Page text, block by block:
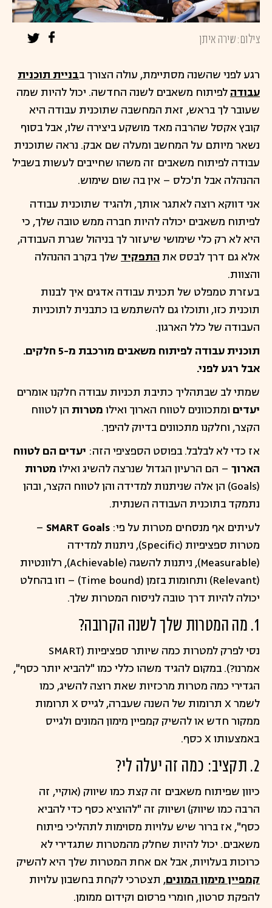
צילום:שירה איתן
רגע לפני שהשנה מסתיימת, עולה הצורך בבניית תוכנית
עבודהלפיתוח משאבים לשנה החדשה. יכול להיות שמה
שעובר לך בראש, זאת המחשבה שתוכנית עבודה היא
קובץ אקסל שהרבה מאד מושקע ביצירה שלו, אבל בסוף
נשאר מיותם על המחשב ומעלה שם אבק. נראה שתוכנית
עבודה לפיתוח משאבים זה משהו שחייבים לעשות בשביל
ההנהלה אבל ת'כלס – אין בה שום שימוש.
אני דווקא רוצה לאתגר אותך, ולהגיד שתוכנית עבודה
לפיתוח משאבים יכולה להיות חברה ממש טובה שלך, כי
היא לא רק כלי שימושי שיעזור לך בניהול שגרת העבודה,
אלא גם דרך לבסס את התפקיד שלך בקרב ההנהלה
והצוות.
בעזרת טמפלט של תכנית עבודה אדגים איך לבנות
תוכנית כזו, ותוכלו גם להשתמש בו כתבנית לתוכניות
העבודה של כלל הארגון.
תוכנית עבודה לפיתוח משאבים מורכבת מ-5 חלקים.
אבל רגע לפני.
שמתי לב שבתהליך כתיבת תכניות עבודה חלקנו אומרים
יעדים ומתכוונים לטווח הארוך ואילו מטרות הן לטווח
הקצר, וחלקנו מתכוונים בדיוק להיפך.
אז כדי לא לבלבל. בפוסט הספציפי הזה: יעדים הם לטווח
הארוך – הם הרעיון הגדול שנרצה להשיג ואילו מטרות
(Goals) הן אלה שניתנות למדידה והן לטווח הקצר, ובהן
נתמקד בתוכנית העבודה השנתית.
לעיתים אף מנסחים מטרות על פי: SMART Goals
–
מטרות ספציפיות (Specific), ניתנות למדידה
(Measurable), ניתנות להשגה (Achievable), רלוונטיות
(Relevant) ותחומות בזמן (Time bound) – וזו בהחלט
יכולה להיות דרך טובה לניסוח המטרות שלך.
1. מה המטרות שלך לשנה הקרובה?
נסי לפרק למטרות כמה שיותר ספציפיות (SMART
אמרנו?). במקום להגיד משהו כללי כמו "להביא יותר כסף",
הגדירי כמה מטרות מרכזיות שאת רוצה להשיג, כמו
לשמר X תרומות של השנה שעברה, לגייס X תרומות
ממקור חדש או להשיק קמפיין מימון המונים ולגייס
באמצעותו X כסף.
2. תקציב: כמה זה יעלה לי?
כיוון שפיתוח משאבים זה קצת כמו שיווק (אוקיי, זה
הרבה כמו שיווק) ושיווק זה "להוציא כסף כדי להביא
כסף", אז ברור שיש עלויות מסוימות לתהליכי פיתוח
משאבים. יכול להיות שחלק מהמטרות שתגדירי לא
כרוכות בעלויות, אבל אם אחת המטרות שלך היא להשיק
קמפיין מימון המונים, תצטרכי לקחת בחשבון עלויות
להפקת סרטון, חומרי פרסום וקידום ממומן.